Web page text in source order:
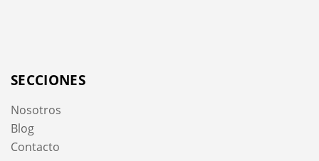
SECCIONES
Nosotros
Blog
Contacto